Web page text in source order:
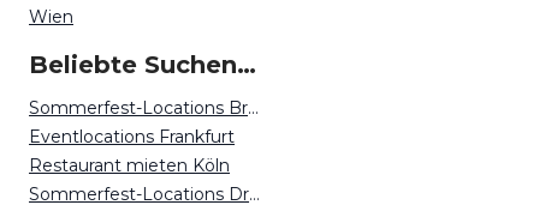
Wien
Beliebte Suchen auf Event Inc
Sommerfest-Locations Bremen
Eventlocations Frankfurt
Restaurant mieten Köln
Sommerfest-Locations Dresden